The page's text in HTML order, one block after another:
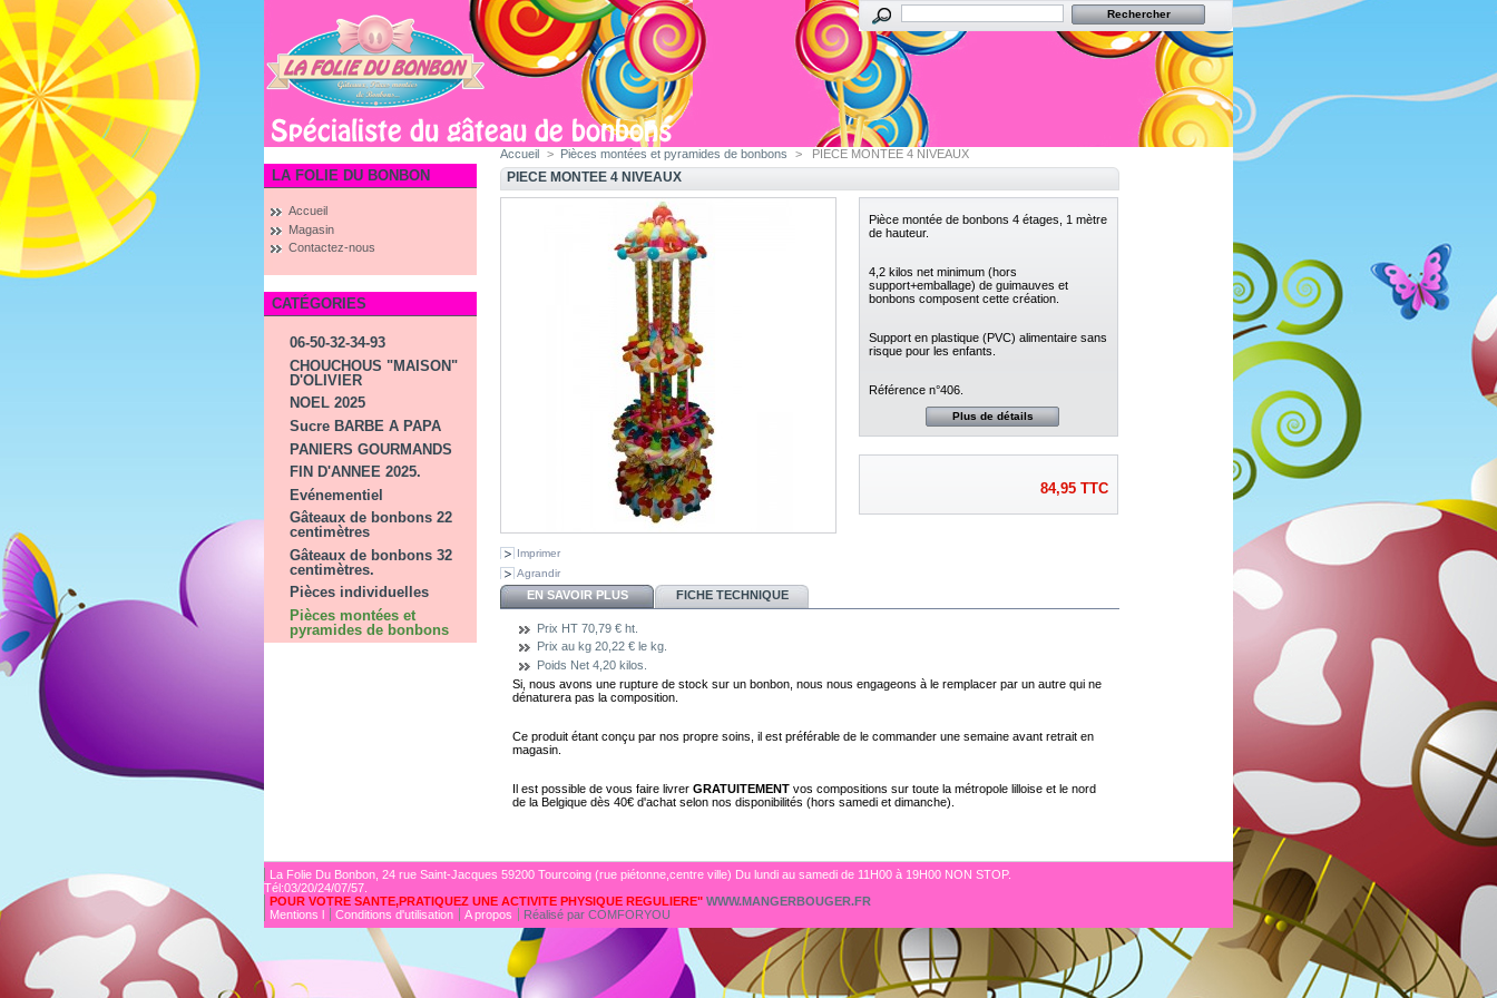
LA FOLIE DU BONBON
Accueil
Magasin
Contactez-nous
CATÉGORIES
06-50-32-34-93
CHOUCHOUS "MAISON"
D'OLIVIER
NOEL 2025
Sucre BARBE A PAPA
PANIERS GOURMANDS
FIN D'ANNEE 2025.
Evénementiel
Gâteaux de bonbons 22
centimètres
Gâteaux de bonbons 32
centimètres.
Pièces individuelles
Pièces montées et
pyramides de bonbons
Accueil > Pièces montées et pyramides de bonbons > PIECE MONTEE 4 NIVEAUX
PIECE MONTEE 4 NIVEAUX
Imprimer
Agrandir
Pièce montée de bonbons 4 étages, 1 mètre
de hauteur.
4,2 kilos net minimum (hors
support+emballage) de guimauves et
bonbons composent cette création.
Support en plastique (PVC) alimentaire sans
risque pour les enfants.
Référence n°406.
Plus de détails
84,95 TTC
EN SAVOIR PLUS FICHE TECHNIQUE
Prix HT 70,79 € ht.
Prix au kg 20,22 € le kg.
Poids Net 4,20 kilos.
Si, nous avons une rupture de stock sur un bonbon, nous nous engageons à le remplacer par un autre qui ne
dénaturera pas la composition.
Ce produit étant conçu par nos propre soins, il est préférable de le commander une semaine avant retrait en
magasin.
Il est possible de vous faire livrer GRATUITEMENT vos compositions sur toute la métropole lilloise et le nord
de la Belgique dès 40€ d'achat selon nos disponibilités (hors samedi et dimanche).
La Folie Du Bonbon, 24 rue Saint-Jacques 59200 Tourcoing (rue piétonne,centre ville) Du lundi au samedi de 11H00 à 19H00 NON STOP.
Tél:03/20/24/07/57.
POUR VOTRE SANTE,PRATIQUEZ UNE ACTIVITE PHYSIQUE REGULIERE" WWW.MANGERBOUGER.FR
Mentions l
Conditions d'utilisation A propos Réalisé par COMFORYOU